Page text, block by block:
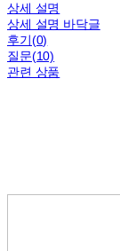
상세 설명
상세 설명 바닥글
후기(0)
질문(10)
관련 상품